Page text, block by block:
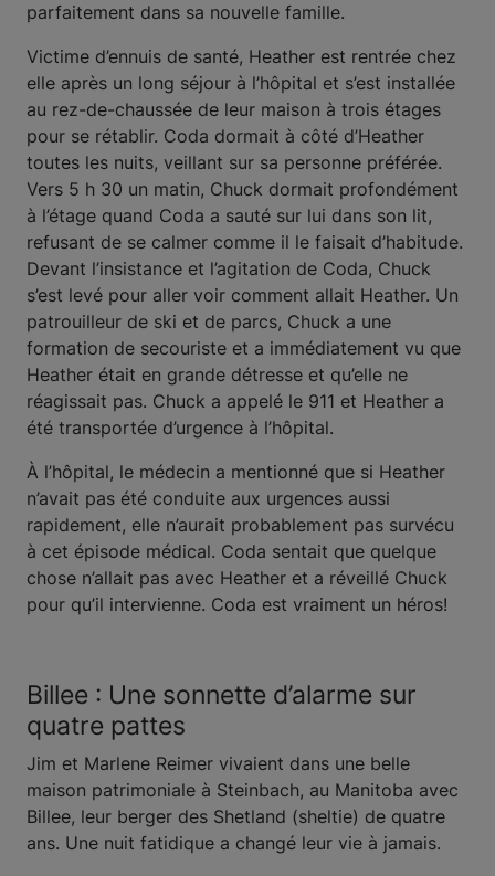
parfaitement dans sa nouvelle famille.
Victime d’ennuis de santé, Heather est rentrée chez
elle après un long séjour à l’hôpital et s’est installée
au rez-de-chaussée de leur maison à trois étages
pour se rétablir. Coda dormait à côté d’Heather
toutes les nuits, veillant sur sa personne préférée.
Vers 5 h 30 un matin, Chuck dormait profondément
à l’étage quand Coda a sauté sur lui dans son lit,
refusant de se calmer comme il le faisait d’habitude.
Devant l’insistance et l’agitation de Coda, Chuck
s’est levé pour aller voir comment allait Heather. Un
patrouilleur de ski et de parcs, Chuck a une
formation de secouriste et a immédiatement vu que
Heather était en grande détresse et qu’elle ne
réagissait pas. Chuck a appelé le 911 et Heather a
été transportée d’urgence à l’hôpital.
À l’hôpital, le médecin a mentionné que si Heather
n’avait pas été conduite aux urgences aussi
rapidement, elle n’aurait probablement pas survécu
à cet épisode médical. Coda sentait que quelque
chose n’allait pas avec Heather et a réveillé Chuck
pour qu’il intervienne. Coda est vraiment un héros!
Billee : Une sonnette d’alarme sur
quatre pattes
Jim et Marlene Reimer vivaient dans une belle
maison patrimoniale à Steinbach, au Manitoba avec
Billee, leur berger des Shetland (sheltie) de quatre
ans. Une nuit fatidique a changé leur vie à jamais.